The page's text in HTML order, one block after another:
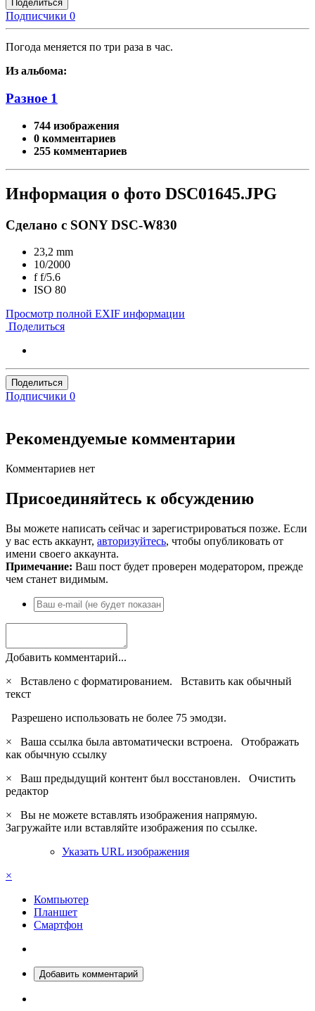
Поделиться
Подписчики 0
Погода меняется по три раза в час.
Из альбома:
Разное 1
744 изображения
0 комментариев
255 комментариев
Информация о фото DSC01645.JPG
Сделано с SONY DSC-W830
23,2 mm
10/2000
ff/5.6
ISO 80
Просмотр полной EXIF информации
Поделиться
Поделиться
Подписчики 0
Рекомендуемые комментарии
Комментариев нет
Присоединяйтесь к обсуждению
Вы можете написать сейчас и зарегистрироваться позже. Если
у вас есть аккаунт, авторизуйтесь, чтобы опубликовать от
имени своего аккаунта.
Примечание: Ваш пост будет проверен модератором, прежде
чем станет видимым.
Добавить комментарий...
×
Вставлено с форматированием. Вставить как обычный
текст
Разрешено использовать не более 75 эмодзи.
×
Ваша ссылка была автоматически встроена. Отображать
как обычную ссылку
×
Ваш предыдущий контент был восстановлен. Очистить
редактор
×
Вы не можете вставлять изображения напрямую.
Загружайте или вставляйте изображения по ссылке.
Указать URL изображения
×
Компьютер
Планшет
Смартфон
Добавить комментарий